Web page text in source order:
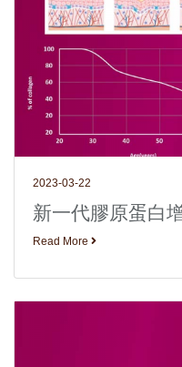
2023-03-22
新一代膠原蛋白
Read More